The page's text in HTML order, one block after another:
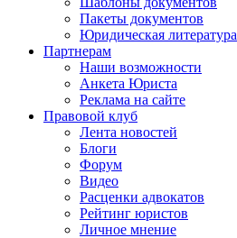
Пакеты документов
Юридическая литература
Партнерам
Наши возможности
Анкета Юриста
Реклама на сайте
Правовой клуб
Лента новостей
Блоги
Форум
Видео
Расценки адвокатов
Рейтинг юристов
Личное мнение